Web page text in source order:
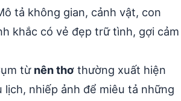
tả không gian, cảnh vật, con
khắc có vẻ đẹp trữ tình, gợi cảm
từ nên thơ thường xuất hiện
lịch, nhiếp ảnh để miêu tả những